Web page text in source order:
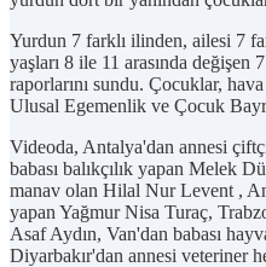
Yurdun 7 farklı ilinden, ailesi 7
yaşları 8 ile 11 arasında
raporlarını sundu. Çocuklar,
Ulusal Egemenlik ve Çocuk
Videoda, Antalya'dan annesi
babası balıkçılık yapan Melek
manav olan Hilal Nur Levent ,
yapan Yağmur Nisa Turaç,
Asaf Aydın, Van'dan babası
Diyarbakır'dan annesi veteriner